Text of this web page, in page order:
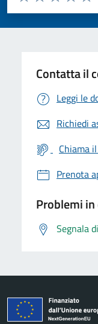
Valuta
Valuta 3
Valuta 2 stelle
Valuta 1 stelle su 5
Contatta il
Leggi le
Richiedi
Chiama
Prenota
Problemi
Segnala